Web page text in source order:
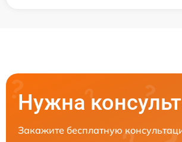
Нужна
Закажите бесплатную